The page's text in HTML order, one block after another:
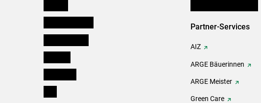
Partner-Services
AIZ
ARGE Bäuerinnen
ARGE Meister
Green Care